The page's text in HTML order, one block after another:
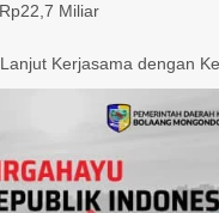
Miliar
Kerjasama dengan